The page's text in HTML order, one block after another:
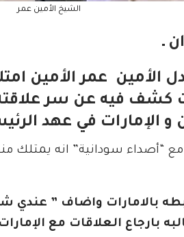
الشيخ الأمين عمر
ـ
الأمين عمر الأمين
فيه عن سر علاقته
و الإمارات في عهد
“أصداء سودانية” انه يمتلك
بالامارات واضاف ”
بارجاع العلاقات مع